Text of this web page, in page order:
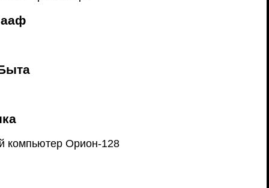
компьютер Орион-128